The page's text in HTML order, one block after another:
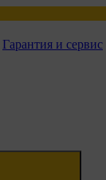
Гарантия и сервис